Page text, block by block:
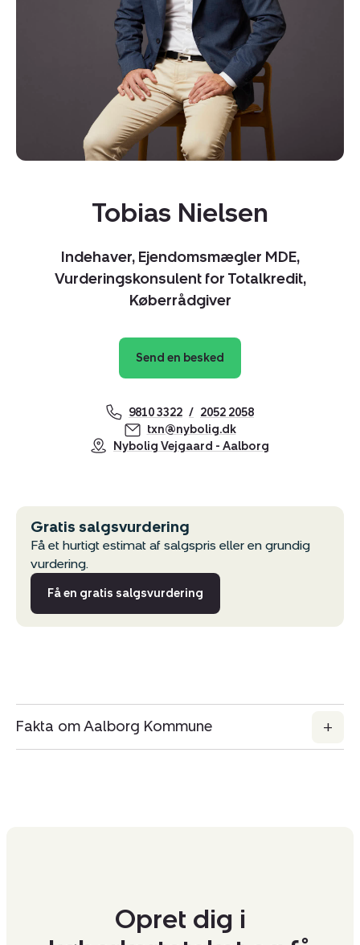
Tobias Nielsen
Indehaver, Ejendomsmægler MDE,
Vurderingskonsulent for Totalkredit,
Køberrådgiver
Send en besked
9810 3322
2052 2058
txn@nybolig.dk
Nybolig Vejgaard - Aalborg
Gratis salgsvurdering
Få et hurtigt estimat af salgspris eller en grundig
vurdering.
Få en gratis salgsvurdering
Fakta om Aalborg Kommune
Opret dig i